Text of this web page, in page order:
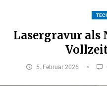
Lasergravur als
5. Februar 2026